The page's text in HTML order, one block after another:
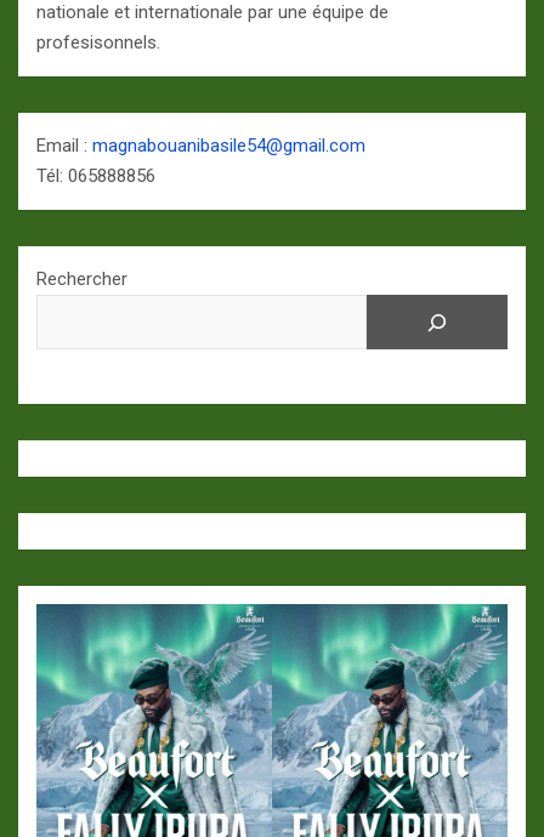
nationale et internationale par une équipe de
profesisonnels.
Email : magnabouanibasile54@gmail.com
Tél: 065888856
Rechercher